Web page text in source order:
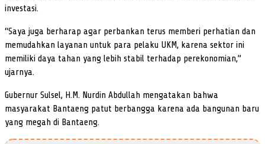
investasi.
“Saya juga berharap agar perbankan terus memberi perhatian dan
memudahkan layanan untuk para pelaku UKM, karena sektor ini
memiliki daya tahan yang lebih stabil terhadap perekonomian,”
ujarnya.
Gubernur Sulsel, H.M. Nurdin Abdullah mengatakan bahwa
masyarakat Bantaeng patut berbangga karena ada bangunan baru
yang megah di Bantaeng.